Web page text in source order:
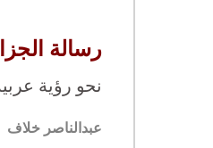
رسالة
نحو رؤية
عبدالناصر خلاف